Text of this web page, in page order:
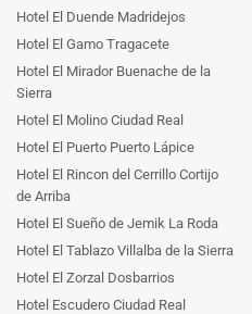
Hotel El Duende Madridejos
Hotel El Gamo Tragacete
Hotel El Mirador Buenache de la
Sierra
Hotel El Molino Ciudad Real
Hotel El Puerto Puerto Lápice
Hotel El Rincon del Cerrillo Cortijo
de Arriba
Hotel El Sueño de Jemik La Roda
Hotel El Tablazo Villalba de la Sierra
Hotel El Zorzal Dosbarrios
Hotel Escudero Ciudad Real